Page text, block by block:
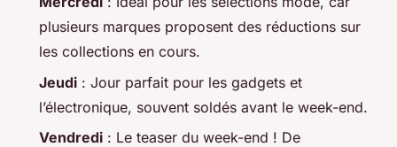
plusieurs marques proposent des réductions sur
les collections en cours.
Jeudi : Jour parfait pour les gadgets et
l’électronique, souvent soldés avant le week-end.
Vendredi : Le teaser du week-end ! De